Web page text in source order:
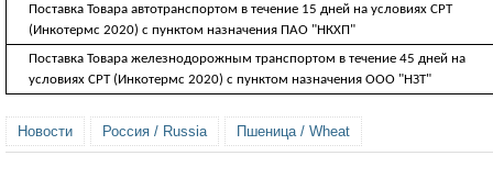
Поставка Товара автотранспортом в течение 15 дней на условиях CРТ
(Инкотермс 2020) с пунктом назначения ПАО "НКХП"
Поставка Товара железнодорожным транспортом в течение 45 дней на
условиях CРТ (Инкотермс 2020) с пунктом назначения ООО "НЗТ"
Новости Россия / Russia Пшеница / Wheat